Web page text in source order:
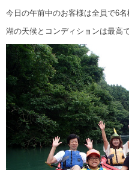
今日の午前中のお客様は全員で6名
湖の天候とコンディションは最高